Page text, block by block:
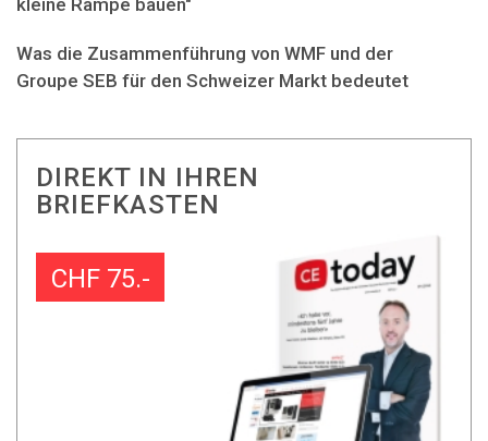
kleine Rampe bauen"
Was die Zusammenführung von WMF und der
Groupe SEB für den Schweizer Markt bedeutet
DIREKT IN IHREN
BRIEFKASTEN
CHF 75.-